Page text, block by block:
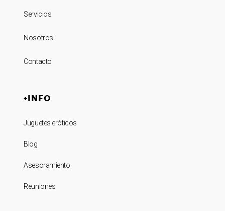
Servicios
Nosotros
Contacto
+INFO
Juguetes eróticos
Blog
Asesoramiento
Reuniones